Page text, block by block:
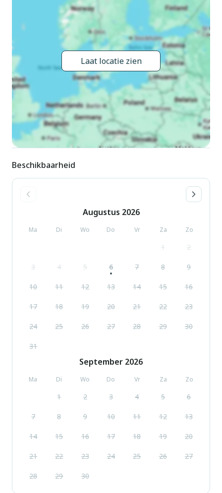
accommodaties kunnen worden geboekt. Badmuts verplicht.
Laat locatie zien
Beschikbaarheid
Augustus 2026
Ma Di Wo Do Vr Za Zo
1 2
3 4 5 6 7 8 9
10 11 12 13 14 15 16
17 18 19 20 21 22 23
24 25 26 27 28 29 30
31
September 2026
Ma Di Wo Do Vr Za Zo
1 2 3 4 5 6
7 8 9 10 11 12 13
14 15 16 17 18 19 20
21 22 23 24 25 26 27
28 29 30